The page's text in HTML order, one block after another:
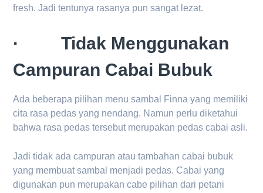
fresh. Jadi tentunya rasanya pun sangat lezat.
· Tidak Menggunakan
Campuran Cabai Bubuk
Ada beberapa pilihan menu sambal Finna yang memiliki
cita rasa pedas yang nendang. Namun perlu diketahui
bahwa rasa pedas tersebut merupakan pedas cabai asli.
Jadi tidak ada campuran atau tambahan cabai bubuk
yang membuat sambal menjadi pedas. Cabai yang
digunakan pun merupakan cabe pilihan dari petani